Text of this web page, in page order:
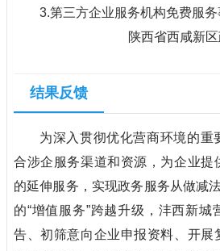
3.第三方企业服务机构免费服
陕西省西咸新
结果反馈
为深入贯彻优化营商环境的重
合涉企服务渠道和资源，为企业提
的延伸服务，实现政务服务从做减
的“增值服务”跨越升级，沣西新城
告、初筛意向企业申报资料、开展